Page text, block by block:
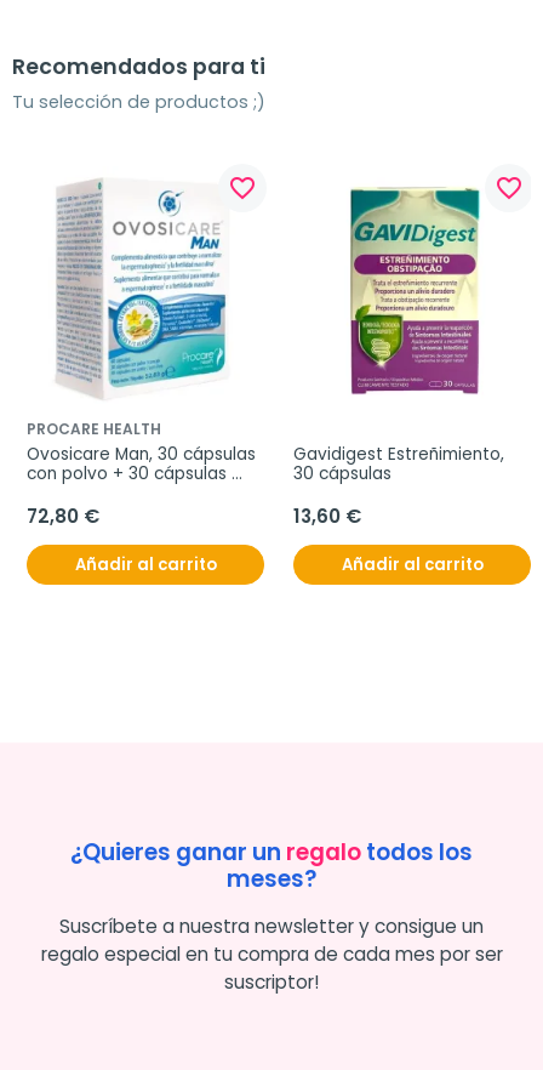
Recomendados para ti
Tu selección de productos ;)
favorite_border
PROCARE HEALTH
Ovosicare Man, 30 cápsulas
con polvo + 30 cápsulas
72,80 €
Añadir al carrito
favorite_border
Gavidigest Estreñimiento,
30 cápsulas
13,60 €
Añadir al carrito
¿Quieres ganar un regalotodos los
meses?
Suscríbete a nuestra newsletter y consigue un
regalo especial en tu compra de cada mes por ser
suscriptor!